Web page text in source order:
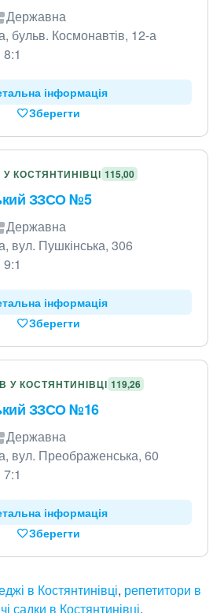
Державна
бульв. Космонавтів, 12-а
8:1
інформація
Зберегти
КОСТЯНТИНІВЦІ 115,00
ЗЗСО №5
Державна
вул. Пушкінська, 306
9:1
інформація
Зберегти
У КОСТЯНТИНІВЦІ 119,26
ЗЗСО №16
Державна
вул. Преображенська, 60
7:1
інформація
Зберегти
в Костянтинівці, репетитори в
садки в Костянтинівці.